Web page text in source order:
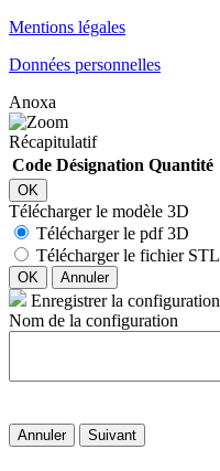
Mentions légales
Données personnelles
Anoxa
Récapitulatif
Code Désignation Quantité
OK
Télécharger le modèle 3D
Télécharger le pdf 3D
Télécharger le fichier STL
OK Annuler
Enregistrer la configuration
Nom de la configuration
Annuler Suivant